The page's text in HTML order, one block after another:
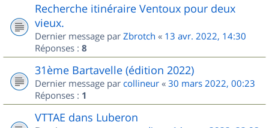
Recherche itinéraire Ventoux pour deux
vieux.
Dernier message par Zbrotch « 13 avr. 2022, 14:30
Réponses : 8
31ème Bartavelle (édition 2022)
Dernier message par collineur « 30 mars 2022, 00:23
Réponses : 1
VTTAE dans Luberon